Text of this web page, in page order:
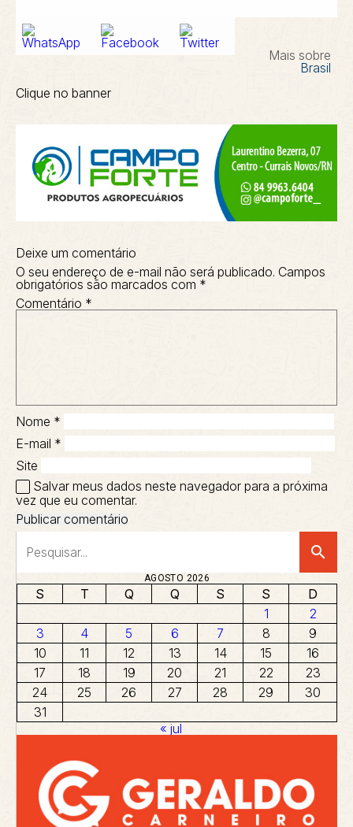
Mais sobre
Brasil
Clique no banner
Deixe um comentário
O seu endereço de e-mail não será publicado. Campos
obrigatórios são marcados com *
Comentário *
Nome *
E-mail *
Site
Salvar meus dados neste navegador para a próxima
vez que eu comentar.
search
AGOSTO 2026
S T Q Q S S
D
1
2
3
4 5 6 7 8
9
10
11 12 13 14 15
16
17
18 19 20 21 22
23
24
25 26 27 28 29
30
31
« jul